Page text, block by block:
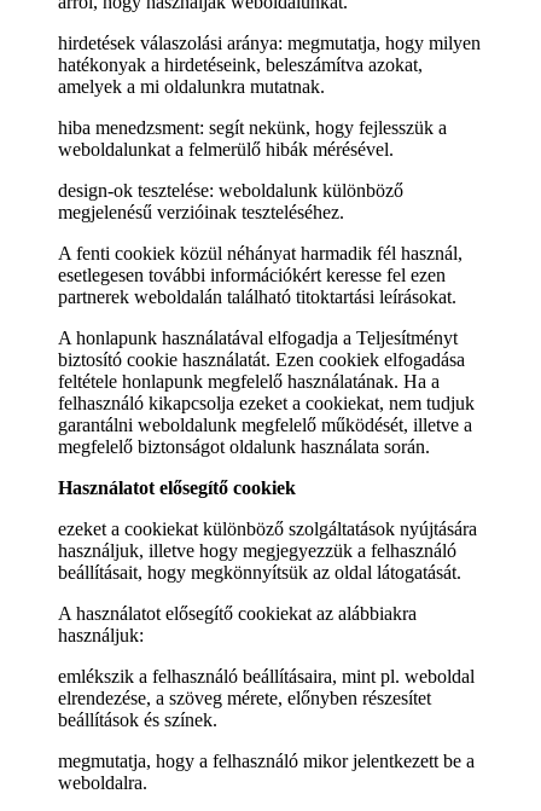
hirdetések válaszolási aránya: megmutatja, hogy milyen
hatékonyak a hirdetéseink, beleszámítva azokat,
amelyek a mi oldalunkra mutatnak.
hiba menedzsment: segít nekünk, hogy fejlesszük a
weboldalunkat a felmerülő hibák mérésével.
design-ok tesztelése: weboldalunk különböző
megjelenésű verzióinak teszteléséhez.
A fenti cookiek közül néhányat harmadik fél használ,
esetlegesen további információkért keresse fel ezen
partnerek weboldalán található titoktartási leírásokat.
A honlapunk használatával elfogadja a Teljesítményt
biztosító cookie használatát. Ezen cookiek elfogadása
feltétele honlapunk megfelelő használatának. Ha a
felhasználó kikapcsolja ezeket a cookiekat, nem tudjuk
garantálni weboldalunk megfelelő működését, illetve a
megfelelő biztonságot oldalunk használata során.
Használatot elősegítő cookiek
ezeket a cookiekat különböző szolgáltatások nyújtására
használjuk, illetve hogy megjegyezzük a felhasználó
beállításait, hogy megkönnyítsük az oldal látogatását.
A használatot elősegítő cookiekat az alábbiakra
használjuk:
emlékszik a felhasználó beállításaira, mint pl. weboldal
elrendezése, a szöveg mérete, előnyben részesítet
beállítások és színek.
megmutatja, hogy a felhasználó mikor jelentkezett be a
weboldalra.